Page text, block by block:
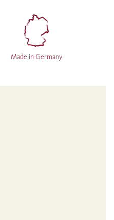
Made in Germany